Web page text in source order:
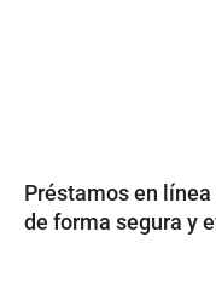
Préstamos en
de forma segura y